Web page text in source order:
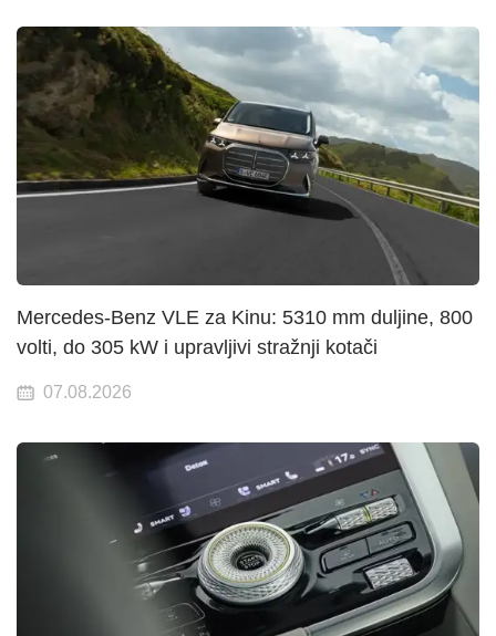
Mercedes-Benz VLE za Kinu: 5310 mm duljine, 800
volti, do 305 kW i upravljivi stražnji kotači
07.08.2026